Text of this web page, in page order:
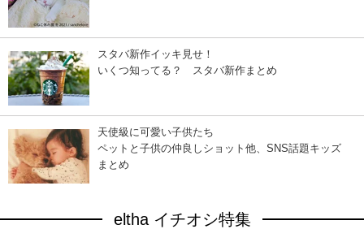
スタバ新作イッキ見せ！
いくつ知ってる？ スタバ新作まとめ
天使級に可愛い子供たち
ペットと子供の仲良しショット他、SNS話題キッズ
まとめ
eltha イチオシ特集